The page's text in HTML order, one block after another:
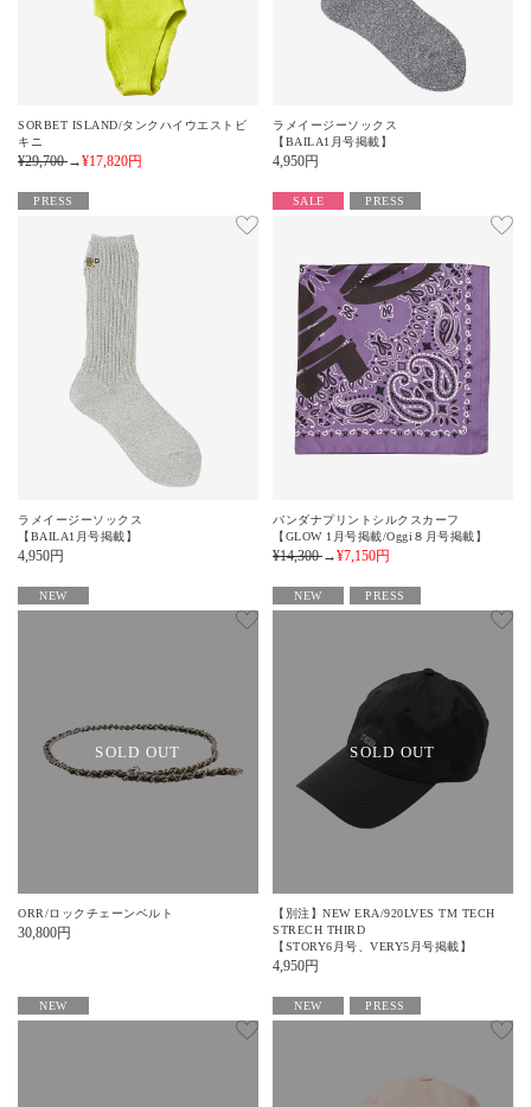
SORBET ISLAND/タンクハイウエストビ
キニ
¥29,700→¥17,820円
ラメイージーソックス
【BAILA1月号掲載】
4,950円
PRESS
ラメイージーソックス
【BAILA1月号掲載】
4,950円
SALE PRESS
バンダナプリントシルクスカーフ
【GLOW 1月号掲載/Oggi８月号掲載】
¥14,300→¥7,150円
NEW
SOLD OUT
ORR/ロックチェーンベルト
30,800円
NEW PRESS
SOLD OUT
【別注】NEW ERA/920LVES TM TECH
STRECH THIRD
【STORY6月号、VERY5月号掲載】
4,950円
NEW NEW PRESS